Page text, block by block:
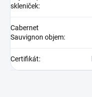
skleniček:
Cabernet
Sauvignon objem:
Certifikát: